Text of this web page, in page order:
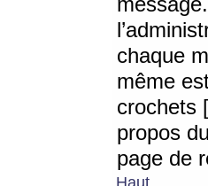
chaque
même
crochets
propos
page de
Haut